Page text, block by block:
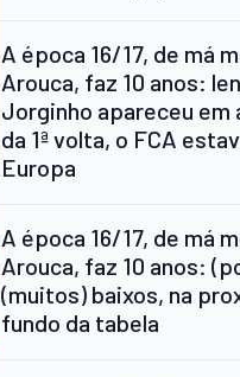
A época 16/17, de má
Arouca, faz 10 anos:
Jorginho apareceu em
da 1ª volta, o FCA
Europa
A época 16/17, de má
Arouca, faz 10 anos:
(muitos) baixos, na
fundo da tabela